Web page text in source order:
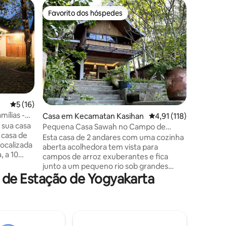
Classificação média de 5 em 5 estrelas, 16avaliações
5 (16)
-
casa
a 10
uma
Favorito dos hóspedes
Favorito dos hóspedes
Casa em Kecamatan Kasihan Classificação média
4,91 (118)
Pequena Casa Sawah no Campo de
Arroz
Esta casa de 2 andares com uma cozinha
aberta acolhedora tem vista para
campos de arroz exuberantes e fica
junto a um pequeno rio sob grandes
árvores – perfeita para relaxar na
natureza tropical. Embora no campo, fica
Estação de Yogyakarta